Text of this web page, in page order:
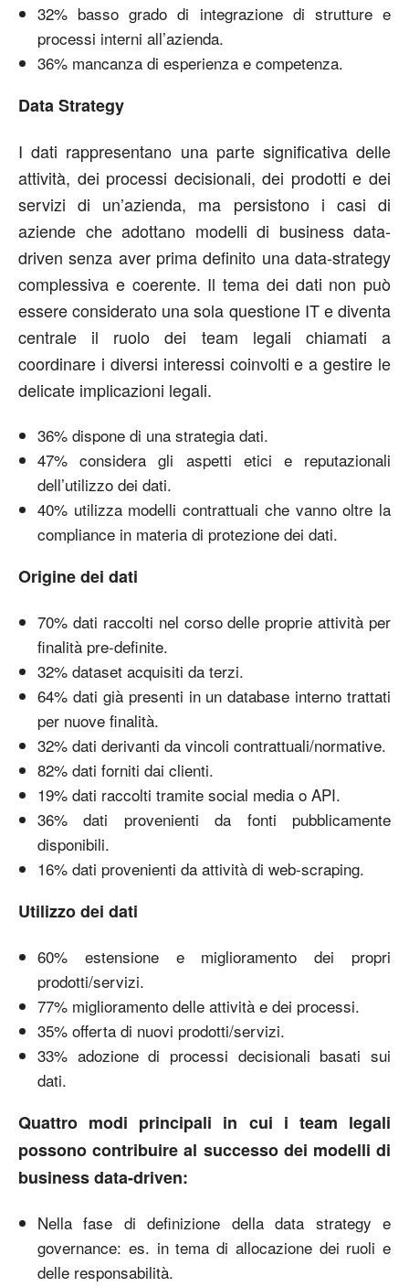
32% basso grado di integrazione di strutture e
processi interni all’azienda.
36% mancanza di esperienza e competenza.
Data Strategy
I dati rappresentano una parte significativa delle
attività, dei processi decisionali, dei prodotti e dei
servizi di un’azienda, ma persistono i casi di
aziende che adottano modelli di business data-
driven senza aver prima definito una data-strategy
complessiva e coerente. Il tema dei dati non può
essere considerato una sola questione IT e diventa
centrale il ruolo dei team legali chiamati a
coordinare i diversi interessi coinvolti e a gestire le
delicate implicazioni legali.
36% dispone di una strategia dati.
47% considera gli aspetti etici e reputazionali
dell’utilizzo dei dati.
40% utilizza modelli contrattuali che vanno oltre la
compliance in materia di protezione dei dati.
Origine dei dati
70% dati raccolti nel corso delle proprie attività per
finalità pre-definite.
32% dataset acquisiti da terzi.
64% dati già presenti in un database interno trattati
per nuove finalità.
32% dati derivanti da vincoli contrattuali/normative.
82% dati forniti dai clienti.
19% dati raccolti tramite social media o API.
36% dati provenienti da fonti pubblicamente
disponibili.
16% dati provenienti da attività di web-scraping.
Utilizzo dei dati
60% estensione e miglioramento dei propri
prodotti/servizi.
77% miglioramento delle attività e dei processi.
35% offerta di nuovi prodotti/servizi.
33% adozione di processi decisionali basati sui
dati.
Quattro modi principali in cui i team legali
possono contribuire al successo dei modelli di
business data-driven:
Nella fase di definizione della data strategy e
governance: es. in tema di allocazione dei ruoli e
delle responsabilità.